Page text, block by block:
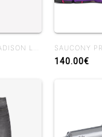
CARHARTT WIP MADISON LOGO CAP DARK SCARAB WHITE
140.00€